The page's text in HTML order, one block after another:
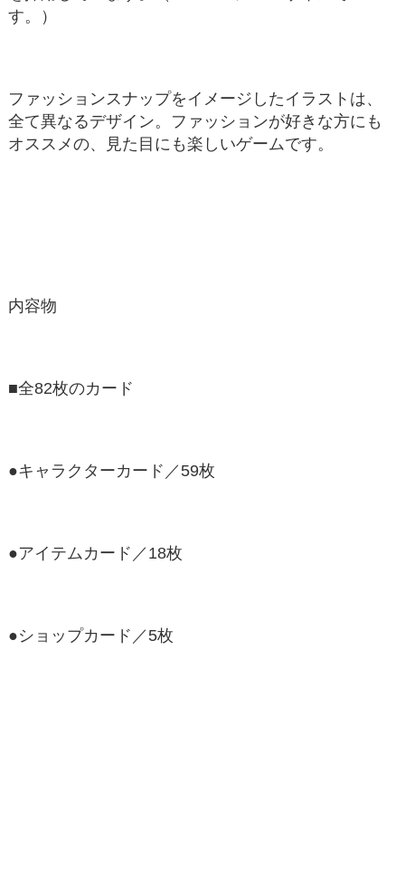
す。）
ファッションスナップをイメージしたイラストは、
全て異なるデザイン。ファッションが好きな方にも
オススメの、見た目にも楽しいゲームです。
内容物
■全82枚のカード
●キャラクターカード／59枚
●アイテムカード／18枚
●ショップカード／5枚